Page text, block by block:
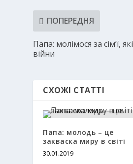
ПОПЕРЕДНЯ
Папа: молімося за сім’ї,
війни
СХОЖІ СТАТТІ
Папа: молодь – це
закваска миру в світі
30.01.2019